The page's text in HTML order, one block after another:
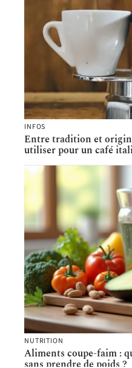
INFOS
Entre tradition et
utiliser pour un café
NUTRITION
Aliments coupe-faim :
sans prendre de poids ?